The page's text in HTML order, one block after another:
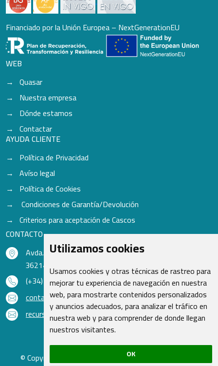
Utilizamos cookies
Usamos cookies y otras técnicas de rastreo para
mejorar tu experiencia de navegación en nuestra
web, para mostrarte contenidos personalizados
y anuncios adecuados, para analizar el tráfico en
nuestra web y para comprender de donde llegan
nuestros visitantes.
OK
Financiado por la Unión Europea – NextGenerationEU
WEB
Quasar
Nuestra empresa
Dónde estamos
Contactar
AYUDA CLIENTE
Política de Privacidad
Avíso legal
Política de Cookies
Condiciones de Garantía/Devolución
Criterios para aceptación de Cascos
CONTACTO
Avda. do Freixo - Sardoma, 13
36214 Vigo - Pontevedra - España
(+34) 986 48 16 33
contacto@qsr.es
recursoshumanos@qsr.es
© Copyright 2026 - Recambios Quasar S.L. | Todos los